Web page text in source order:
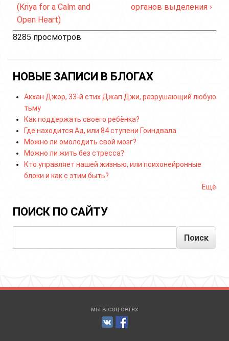
(Kriya for a Calm and
Open Heart)
органов выделения ›
8285 просмотров
НОВЫЕ ЗАПИСИ В БЛОГАХ
Акхан Джор, 33-й стих Джап Джи, разрушающий любую
тьму
Как поддержать своего ребёнка?
Где находится Ад, или 84 ступени Гоиндвала
Можно ли омолодить свой мозг?
Можно ли жить без стресса?
Кто управляет нашей жизнью, или психонейронные
блоки и как с этим быть?
Ещё
ПОИСК ПО САЙТУ
мы в соц.сетях